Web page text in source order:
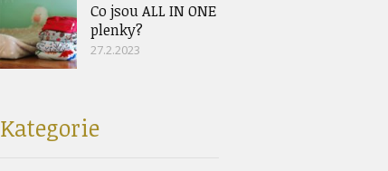
Co jsou ALL IN ONE
plenky?
27.2.2023
Kategorie